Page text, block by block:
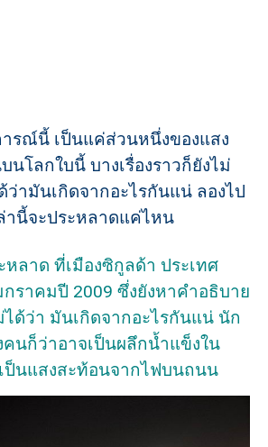
ารณ์นี้ เป็นแค่ส่วนหนึ่งของแสง
นโลกใบนี้ บางเรื่องราวก็ยังไม่
ามันเกิดจากอะไรกันแน่ ลองไป
านี้จะประหลาดแค่ไหน
หลาด ที่เมืองซิกูลด้า ประเทศ
กราคมปี 2009 ซึ่งยังหาคำอธิบาย
ด้ว่า มันเกิดจากอะไรกันแน่ นัก
นก็ว่าอาจเป็นผลึกน้ำแข็งใน
ป็นแสงสะท้อนจากไฟบนถนน